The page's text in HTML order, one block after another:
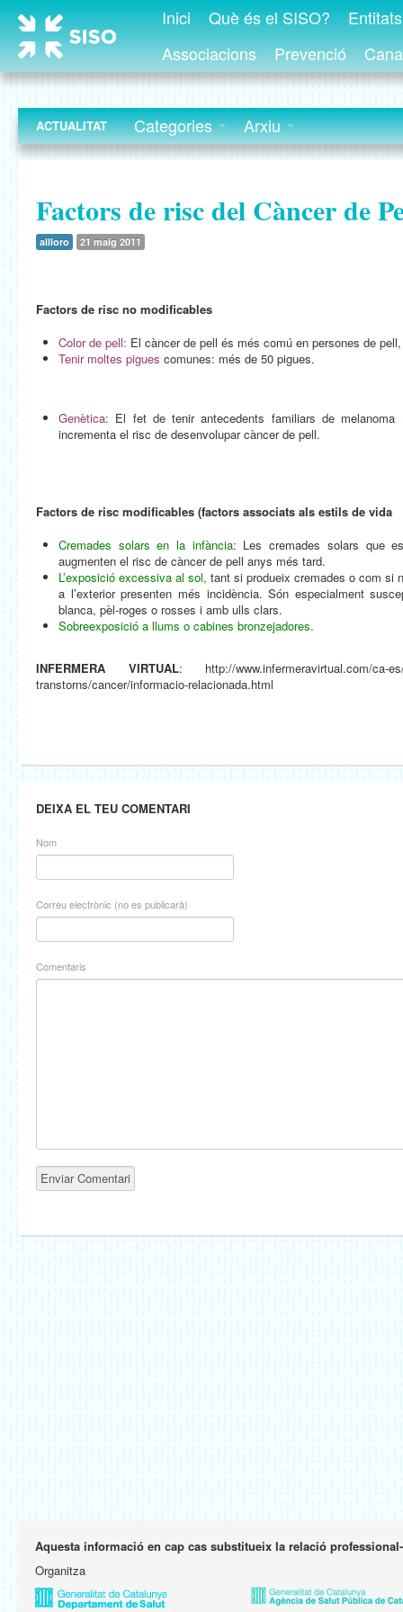
Inici Què és el SISO?
Associacions
Prevenció
ACTUALITAT Categories Arxiu
Factors de risc del Càncer de
allloro 21 maig 2011
Factors de risc no modificables
Color de pell: El càncer de pell és més comú en persones de
Tenir moltes pigues comunes: més de 50 pigues.
Genètica: El fet de tenir antecedents familiars de
incrementa el risc de desenvolupar càncer de pell.
Factors de risc modificables (factors associats als estils de vida
Cremades solars en la infància: Les cremades solars que
augmenten el risc de càncer de pell anys més tard.
L’exposició excessiva al sol, tant si produeix cremades o com si
a l’exterior presenten més incidència. Són especialment
blanca, pèl-roges o rosses i amb ulls clars.
Sobreexposició a llums o cabines bronzejadores.
INFERMERA VIRTUAL: http://www.infermeravirtual.com/ca-es/
transtorns/cancer/informacio-relacionada.html
DEIXA EL TEU COMENTARI
Nom
Correu electrònic (no es publicarà)
Comentaris
Aquesta informació en cap cas substitueix la relació
Organitza